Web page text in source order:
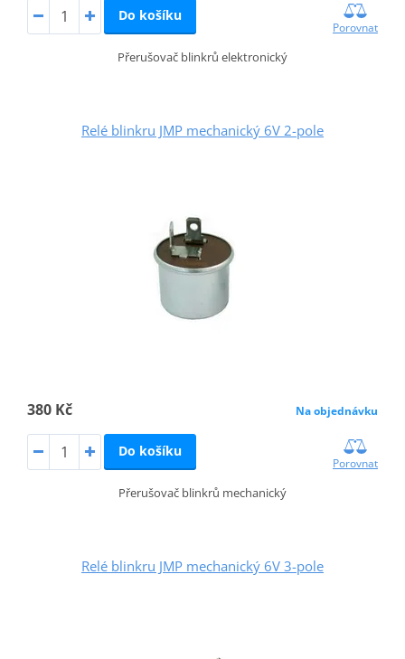
Do košíku
Porovnat
Přerušovač blinkrů elektronický
Relé blinkru JMP mechanický 6V 2-pole
380 Kč Na objednávku
Do košíku
Porovnat
Přerušovač blinkrů mechanický
Relé blinkru JMP mechanický 6V 3-pole